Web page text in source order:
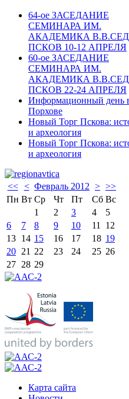
64-ое ЗАСЕДАНИЕ
СЕМИНАРА ИМ.
АКАДЕМИКА
ПСКОВ 10-12 АПРЕЛЯ
60-ое ЗАСЕДАНИЕ
СЕМИНАРА ИМ.
АКАДЕМИКА
ПСКОВ 22-24 АПРЕЛЯ
Информационный день
Порхове
Новый Торг Пскова:
и археология
Новый Торг Пскова:
и археология
<< < Февраль 2012 > >>
Пн Вт Ср Чт Пт Сб Вс
1
2 3 4
5
6
7 8 9 10 11
12
13 14 15 16 17 18 19
20 21 22 23 24 25 26
27 28 29
Карта сайта